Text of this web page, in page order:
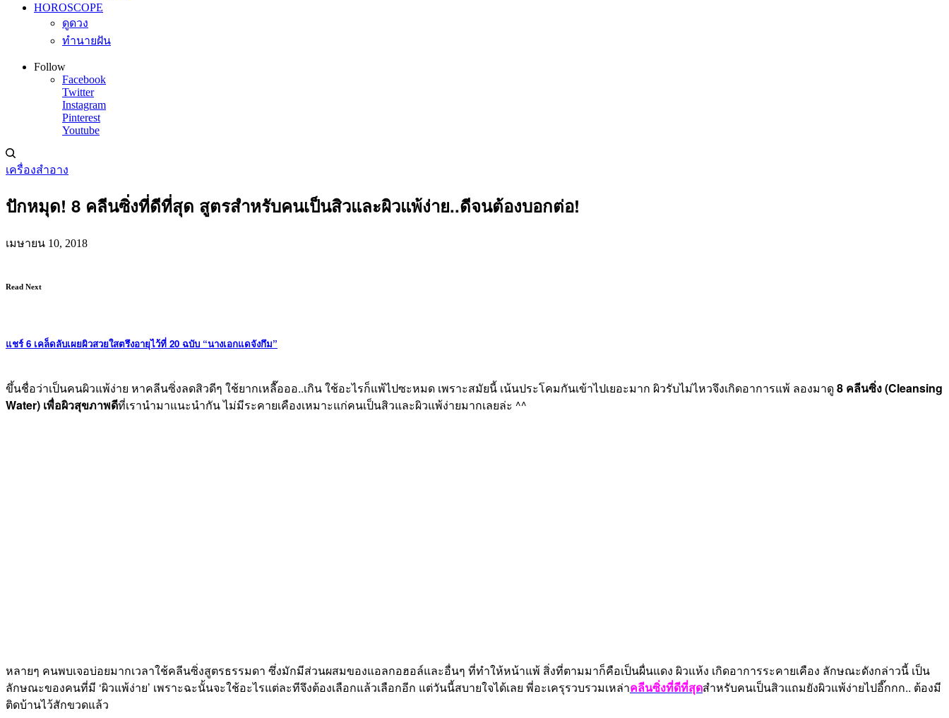
HOROSCOPE
ดูดวง
ทำนายฝัน
Follow
Facebook
Twitter
Instagram
Pinterest
Youtube
เครื่องสำอาง
ปักหมุด! 8 คลีนซิ่งที่ดีที่สุด สูตรสำหรับคนเป็นสิวและผิวแพ้ง่าย..ดีจนต้องบอกต่อ!
เมษายน 10, 2018
Read Next
แชร์ 6 เคล็ดลับเผยผิวสวยใสตรึงอายุไว้ที่ 20 ฉบับ “นางเอกแดจังกึม”
ขึ้นชื่อว่าเป็นคนผิวแพ้ง่าย หาคลีนซิ่งลดสิวดีๆ ใช้ยากเหลื๊อออ..เกิน ใช้อะไรก็แพ้ไปซะหมด เพราะสมัยนี้ เน้นประโคมกันเข้าไปเยอะมาก ผิวรับไม่ไหวจึงเกิดอาการแพ้ ลองมาดู8 คลีนซิ่ง (Cleansing
Water) เพื่อผิวสุขภาพดีที่เรานำมาแนะนำกัน ไม่มีระคายเคืองเหมาะแก่คนเป็นสิวและผิวแพ้ง่ายมากเลยล่ะ ^^
หลายๆ คนพบเจอบ่อยมากเวลาใช้คลีนซิ่งสูตรธรรมดา ซึ่งมักมีส่วนผสมของแอลกอฮอล์และอื่นๆ ที่ทำให้หน้าแพ้ สิ่งที่ตามมาก็คือเป็นผื่นแดง ผิวแห้ง เกิดอาการระคายเคือง ลักษณะดังกล่าวนี้ เป็น
ลักษณะของคนที่มี ‘ผิวแพ้ง่าย’ เพราะฉะนั้นจะใช้อะไรแต่ละทีจึงต้องเลือกแล้วเลือกอีก แต่วันนี้สบายใจได้เลย พี่อะเครุรวบรวมเหล่าคลีนซิ่งที่ดีที่สุดสำหรับคนเป็นสิวแถมยังผิวแพ้ง่ายไปอี๊กกก.. ต้องมี
ติดบ้านไว้สักขวดแล้ว